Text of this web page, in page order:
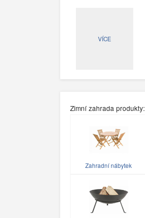
VÍCE
Zimní zahrada produkty:
Zahradní nábytek